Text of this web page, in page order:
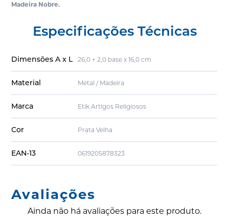
Madeira Nobre.
Especificações Técnicas
Dimensões A x L 26,0 + 2,0 base x 16,0 cm
Material Metal / Madeira
Marca Etik Artigos Religiosos
Cor Prata Velha
EAN-13 0619205878323
Avaliações
Ainda não há avaliações para este produto.